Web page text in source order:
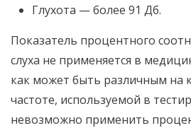
Глухота — более 91 Дб.
Показатель процентного
слуха не применяется в
как может быть различным на
частоте, используемой в
невозможно применить